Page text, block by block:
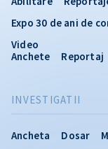
INVESTIGATII
Ancheta Dosar
Expo 30 de ani de
Video
Anchete
Reportaj